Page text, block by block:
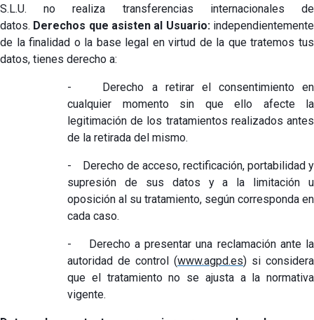
S.L.U. no realiza transferencias internacionales de
datos. Derechos que asisten al Usuario:independientemente
de la finalidad o la base legal en virtud de la que tratemos tus
datos, tienes derecho a:
- Derecho a retirar el consentimiento en
cualquier momento sin que ello afecte la
legitimación de los tratamientos realizados antes
de la retirada del mismo.
- Derecho de acceso, rectificación, portabilidad y
supresión de sus datos y a la limitación u
oposición al su tratamiento, según corresponda en
cada caso.
- Derecho a presentar una reclamación ante la
autoridad de control (www.agpd.es) si considera
que el tratamiento no se ajusta a la normativa
vigente.